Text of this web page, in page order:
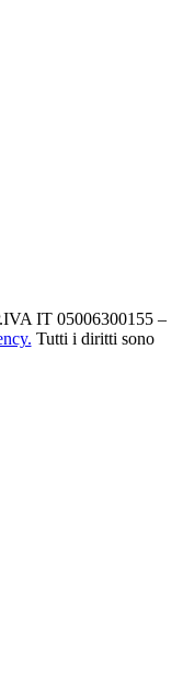
IT 05006300155 –
Tutti i diritti sono